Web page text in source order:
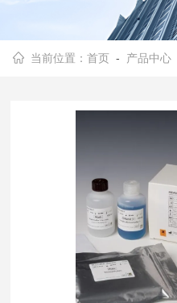
当前位置：首页 - 产品中心